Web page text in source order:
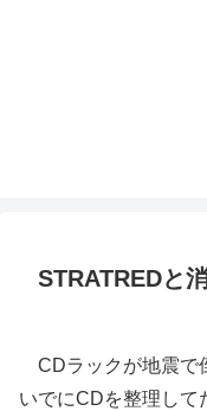
STRATREDと
CDラックが地震で
いでにCDを整理して